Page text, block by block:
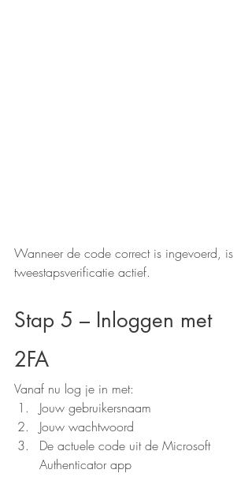
Wanneer de code correct is ingevoerd, is
tweestapsverificatie actief.
Stap 5 – Inloggen met
2FA
Vanaf nu log je in met:
Jouw gebruikersnaam
Jouw wachtwoord
De actuele code uit de Microsoft
Authenticator app